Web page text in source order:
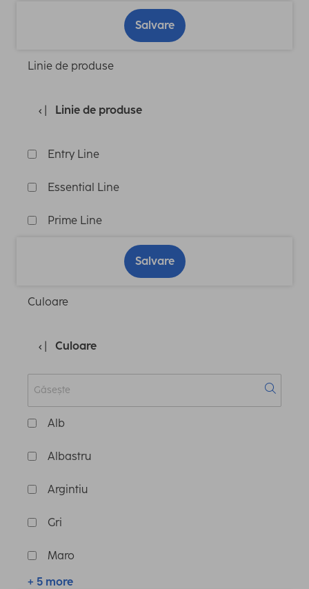
Salvare
Linie de produse
Linie de produse
Entry Line
Essential Line
Prime Line
Salvare
Culoare
Culoare
Alb
Albastru
Argintiu
Gri
Maro
+ 5 more